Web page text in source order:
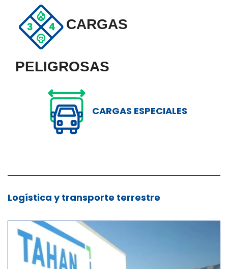
CARGAS
PELIGROSAS
CARGAS ESPECIALES
Logística y transporte terrestre